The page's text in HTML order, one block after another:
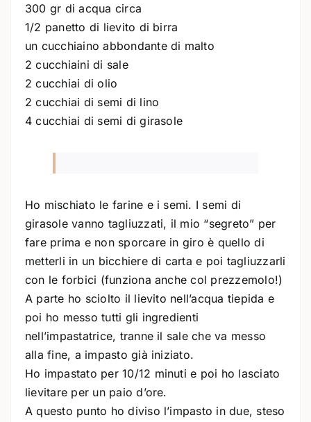
300 gr di acqua circa
1/2 panetto di lievito di birra
un cucchiaino abbondante di malto
2 cucchiaini di sale
2 cucchiai di olio
2 cucchiai di semi di lino
4 cucchiai di semi di girasole
Ho mischiato le farine e i semi. I semi di
girasole vanno tagliuzzati, il mio “segreto” per
fare prima e non sporcare in giro è quello di
metterli in un bicchiere di carta e poi tagliuzzarli
con le forbici (funziona anche col prezzemolo!)
A parte ho sciolto il lievito nell’acqua tiepida e
poi ho messo tutti gli ingredienti
nell’impastatrice, tranne il sale che va messo
alla fine, a impasto già iniziato.
Ho impastato per 10/12 minuti e poi ho lasciato
lievitare per un paio d’ore.
A questo punto ho diviso l’impasto in due, steso